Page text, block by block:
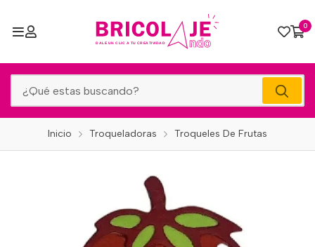
0
Inicio Troqueladoras Troqueles De Frutas